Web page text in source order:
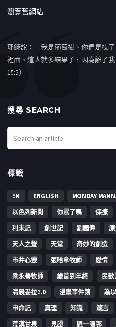
瀏覽舊網站
耶穌說：「我是葡萄樹、你們是枝
裡面、這人就多結果子．因為離了
15:5）
搜㝷 SEARCH
標籤
EN ENGLISH MONDAY
以色列新聞
你累了嗎 保捷
利未記
創世記 劉國偉
天人之聲
天堂 奇妙的創造
市井心靈
張哈拿牧師 愛情
梁永善牧師
歳首到年終 民數
清晨妥拉2.0
漫畫事件簿 為
申命記
真理 知識 箴言
荒漠甘泉
見證 週一嗎哪